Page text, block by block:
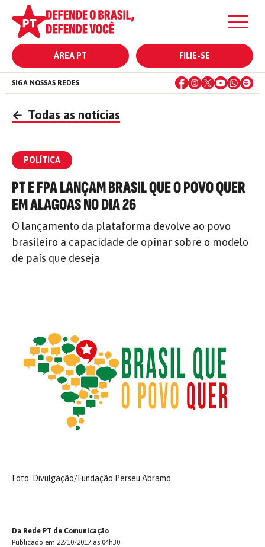
ÁREA PT FILIE-SE
SIGA NOSSAS REDES
← Todas as notícias
POLÍTICA
PT E FPA LANÇAM BRASIL QUE O POVO QUER
EM ALAGOAS NO DIA 26
O lançamento da plataforma devolve ao povo
brasileiro a capacidade de opinar sobre o modelo
de país que deseja
Foto: Divulgação/Fundação Perseu Abramo
Da Rede PT de Comunicação
Publicado em 22/10/2017 às 04h30